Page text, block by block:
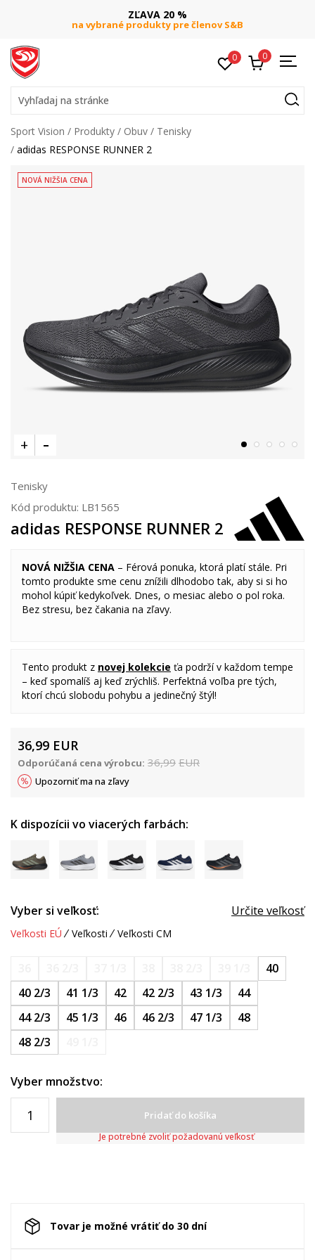
ZĽAVA 20 %
na vybrané produkty pre členov S&B
0 0
Vyhľadaj na stránke
Sport Vision Produkty Obuv
Tenisky
adidas RESPONSE RUNNER 2
NOVÁ NIŽŠIA CENA
Tenisky
Kód produktu: LB1565
adidas RESPONSE RUNNER 2
NOVÁ NIŽŠIA CENA – Férová ponuka, ktorá platí stále. Pri
tomto produkte sme cenu znížili dlhodobo tak, aby si si ho
mohol kúpiť kedykoľvek. Dnes, o mesiac alebo o pol roka.
Bez stresu, bez čakania na zľavy.
Tento produkt z novej kolekcie ťa podrží v každom tempe
– keď spomalíš aj keď zrýchliš. Perfektná voľba pre tých,
ktorí chcú slobodu pohybu a jedinečný štýl!
36,99 EUR
Odporúčaná cena výrobcu: 36,99 EUR
Upozorniť ma na zľavy
K dispozícii vo viacerých farbách:
Vyber si veľkosť: Určite veľkosť
Veľkosti EÚ Veľkosti Veľkosti CM
40
40 2/3
41 1/3 42 42 2/3 43 1/3
44
44 2/3
45 1/3 46 46 2/3 47 1/3
48
48 2/3
Vyber množstvo:
Pridať do košíka
Je potrebné zvoliť požadovanú veľkosť
Tovar je možné vrátiť do 30 dní